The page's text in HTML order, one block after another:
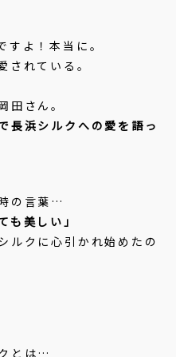
すよ！本当に。
されている。
田さん。
長浜シルクへの愛を語っ
の言葉…
も美しい」
ルクに心引かれ始めたの
とは…